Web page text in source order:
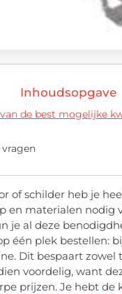
Inhoudsopgave
de best mogelijke
vragen
of schilder heb je
en materialen nodig
je al deze
één plek bestellen:
Dit bespaart zowel
voordelig, want
prijzen. Je hebt de